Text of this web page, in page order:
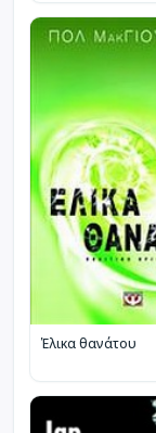
Έλικα θανάτου